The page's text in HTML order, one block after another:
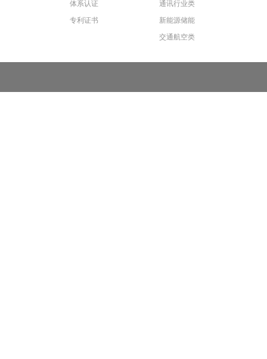
体系认证
专利证书
通讯行业类
新能源储能
交通航空类